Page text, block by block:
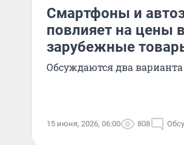
Смартфоны и
повлияет на цены
зарубежные
Обсуждаются два
15 июня, 2026, 06:00 808